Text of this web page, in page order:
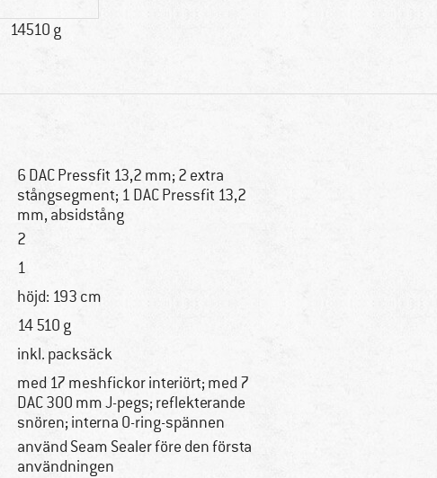
14510 g
6 DAC Pressfit 13,2 mm; 2 extra
stångsegment; 1 DAC Pressfit 13,2
mm, absidstång
2
1
höjd: 193 cm
14 510 g
inkl. packsäck
med 17 meshfickor interiört; med 7
DAC 300 mm J-pegs; reflekterande
snören; interna O-ring-spännen
använd Seam Sealer före den första
användningen